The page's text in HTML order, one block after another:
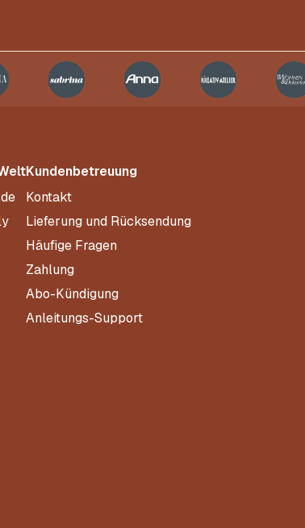
Kundenbetreuung
Kontakt
Lieferung und Rücksendung
Häufige Fragen
Zahlung
Abo-Kündigung
Anleitungs-Support